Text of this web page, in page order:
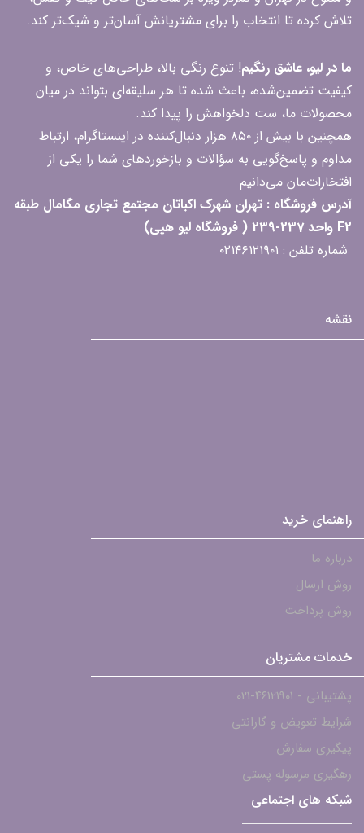
تلاش کرده تا انتخاب را برای مشتریانش آسان‌تر و شیک‌تر کند.
ما در لیو، عاشق رنگیم! تنوع رنگی بالا، طراحی‌های خاص، و
کیفیت تضمین‌شده، باعث شده تا هر سلیقه‌ای بتواند در میان
محصولات ما، ست دلخواهش را پیدا کند.
همچنین با بیش از ۸۵۰ هزار دنبال‌کننده در اینستاگرام، ارتباط
مداوم و پاسخ‌گویی به سؤالات و بازخوردهای شما را یکی از
افتخارات‌مان می‌دانیم
آدرس فروشگاه : تهران شهرک اکباتان مجتمع تجاری مگامال طبقه
F2 واحد 237-239 ( فروشگاه لیو هپی)
شماره تلفن : ۰۲۱۴۶۱۲۱۹۰۱
نقشه
راهنمای خرید
درباره ما
روش ارسال
روش پرداخت
خدمات مشتریان
پشتیبانی - ۴۶۱۲۱۹۰۱-021
شرایط تعویض و گارانتی
پیگیری سفارش
رهگیری مرسوله پستی
شبکه های اجتماعی